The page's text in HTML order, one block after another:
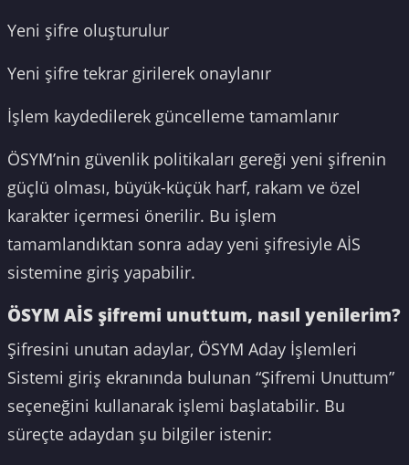
Yeni şifre oluşturulur
Yeni şifre tekrar girilerek onaylanır
İşlem kaydedilerek güncelleme tamamlanır
ÖSYM’nin güvenlik politikaları gereği yeni şifrenin
güçlü olması, büyük-küçük harf, rakam ve özel
karakter içermesi önerilir. Bu işlem
tamamlandıktan sonra aday yeni şifresiyle AİS
sistemine giriş yapabilir.
ÖSYM AİS şifremi unuttum, nasıl yenilerim?
Şifresini unutan adaylar, ÖSYM Aday İşlemleri
Sistemi giriş ekranında bulunan “Şifremi Unuttum”
seçeneğini kullanarak işlemi başlatabilir. Bu
süreçte adaydan şu bilgiler istenir: